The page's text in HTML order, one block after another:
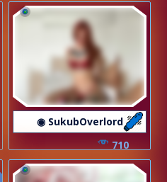
◉ SukubOverlord
710